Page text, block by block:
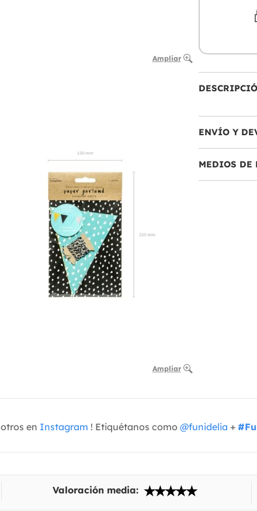
Ampliar
Ampliar
ENVÍO Y
MEDIOS DE
en Instagram ! Etiquétanos como @funidelia +
Valoración media: